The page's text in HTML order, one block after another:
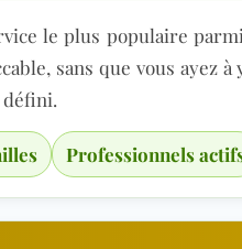
le plus populaire
sans que vous ayez
Professionnels